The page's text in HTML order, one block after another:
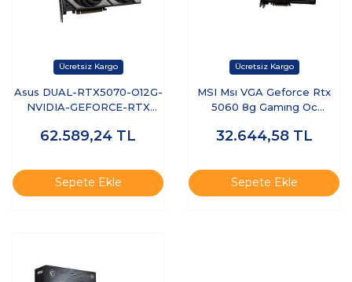
Asus DUAL-RTX5070-O12G-
NVIDIA-GEFORCE-RTX
-2XHDMI-3XDP-DLSS4
62.589,24 TL
Sepete Ekle
MSI Msı VGA Geforce Rtx
5060 8g Gamıng Oc
DX12 Pcıe 5.0 X16 (3xdp
32.644,58 TL
Sepete Ekle